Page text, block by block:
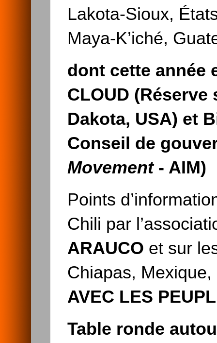
Lakota-Sioux,
Maya-K’iché,
dont cette année
CLOUD
Dakota, USA) et
Conseil de
Movement- AIM)
Points
Chili par
ARAUCO et sur
Chiapas,
AVEC LES
Table ronde